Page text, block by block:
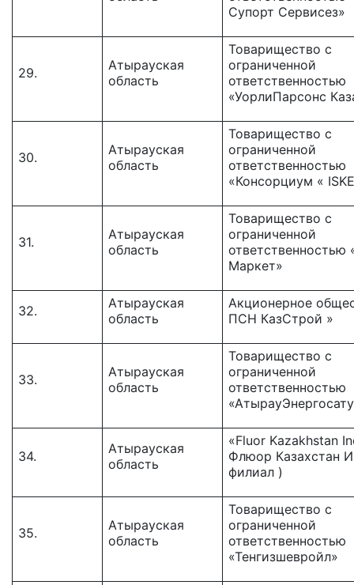
Супорт Сервисез»
29.
Атырауская
область
Товарищество c
ограниченной
ответственностью
«УорлиПарсонс
30.
Атырауская
область
Товарищество с
ограниченной
ответственностью
«Консорциум «
31.
Атырауская
область
Товарищество с
ограниченной
ответственностью
Маркет»
32.
Атырауская
область
Акционерное
ПСН КазСтрой »
33.
Атырауская
область
Товарищество c
ограниченной
ответственностью
34.
Атырауская
область
«Fluor Kazakhstan
Флюор Казахстан
филиал )
35.
Атырауская
область
Товарищество с
ограниченной
ответственностью
«Тенгизшевройл»